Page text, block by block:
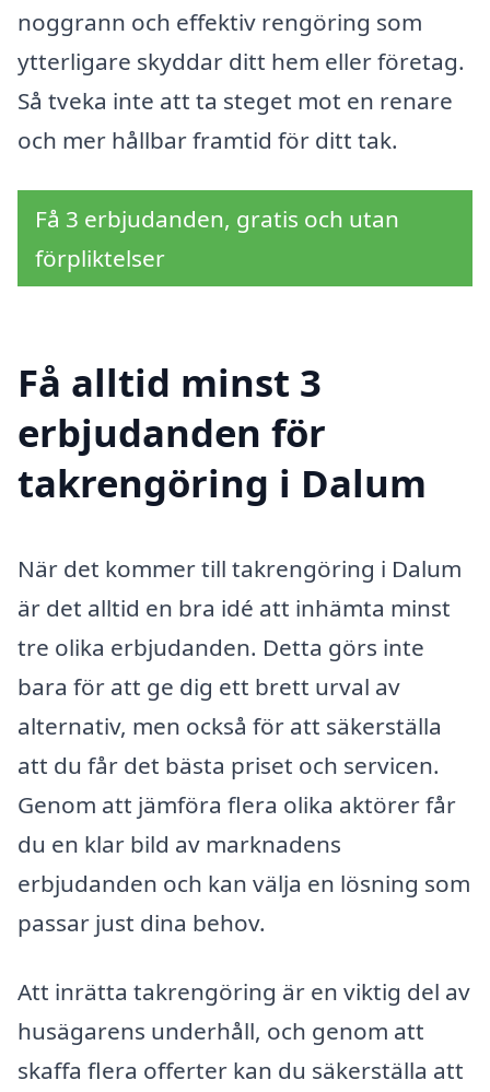
noggrann och effektiv rengöring som
ytterligare skyddar ditt hem eller företag.
Så tveka inte att ta steget mot en renare
och mer hållbar framtid för ditt tak.
Få 3 erbjudanden, gratis och utan
förpliktelser
Få alltid minst 3
erbjudanden för
takrengöring i Dalum
När det kommer till takrengöring i Dalum
är det alltid en bra idé att inhämta minst
tre olika erbjudanden. Detta görs inte
bara för att ge dig ett brett urval av
alternativ, men också för att säkerställa
att du får det bästa priset och servicen.
Genom att jämföra flera olika aktörer får
du en klar bild av marknadens
erbjudanden och kan välja en lösning som
passar just dina behov.
Att inrätta takrengöring är en viktig del av
husägarens underhåll, och genom att
skaffa flera offerter kan du säkerställa att